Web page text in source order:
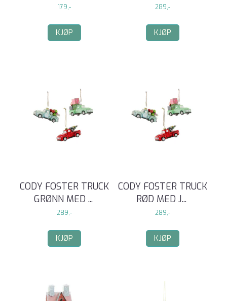
179,-
KJØP
289,-
KJØP
CODY FOSTER TRUCK
GRØNN MED ...
289,-
KJØP
CODY FOSTER TRUCK
RØD MED J...
289,-
KJØP